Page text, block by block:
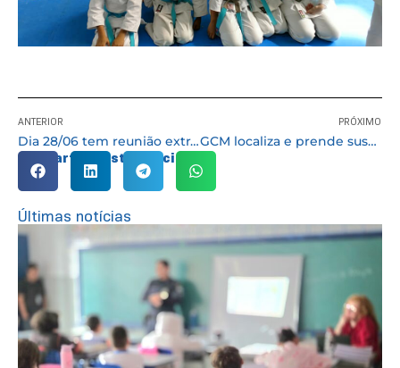
ANTERIOR
Dia 28/06 tem reunião extraordinária do Conselho de Turismo
PRÓXIMO
GCM localiza e prende suspeito de roubo e tentativa de estupro
Compartilhe esta notícia:
Últimas notícias